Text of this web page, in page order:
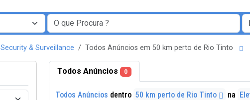
Security & Surveillance Todos Anúncios em 50 km perto de Rio Tinto
Todos Anúncios 0
Todos Anúncios dentro 50 km perto de Rio Tinto na